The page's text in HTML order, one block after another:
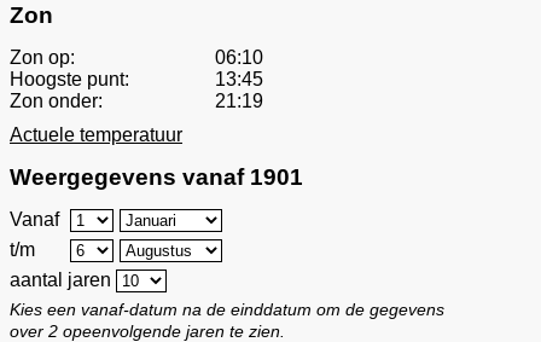
Zon
Zon op:
06:10
Hoogste punt:
13:45
Zon onder:
21:19
Actuele temperatuur
Weergegevens vanaf 1901
Vanaf
t/m
aantal jaren
Kies een vanaf-datum na de einddatum om de gegevens
over 2 opeenvolgende jaren te zien.